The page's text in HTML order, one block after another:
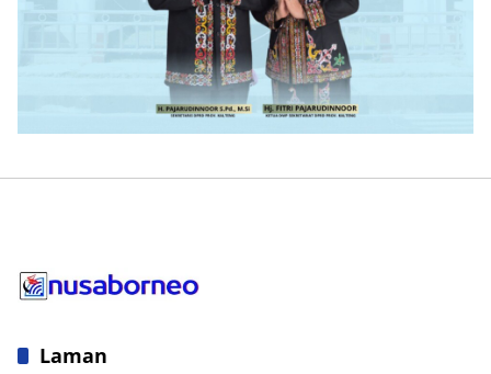
Laman